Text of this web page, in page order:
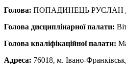
Голова: ПОПАДИНЕЦЬ РУСЛАН
Голова дисциплінарної палати:
Голова кваліфікаційної палати:
Адреса: 76018, м. Івано-